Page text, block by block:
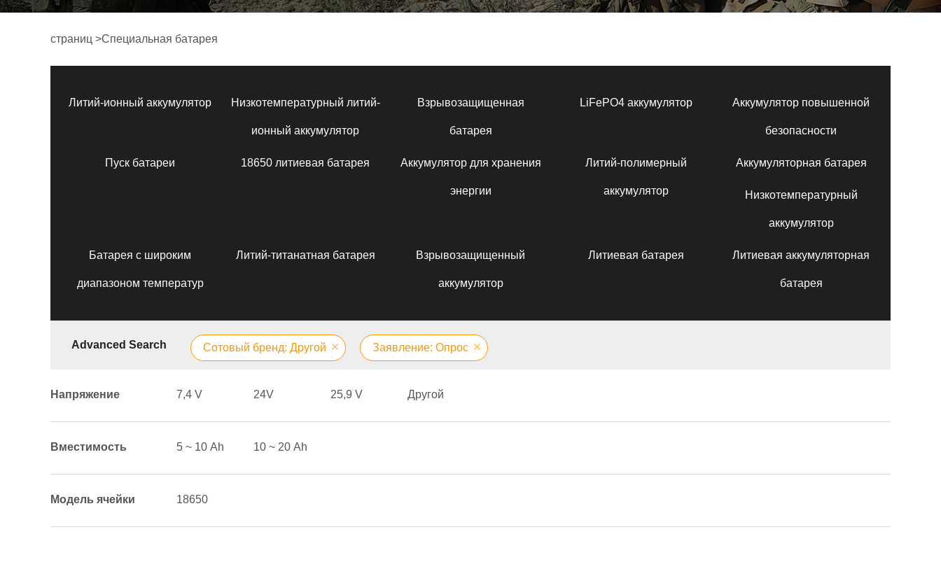
страниц >Специальная батарея
Литий-ионный аккумулятор Низкотемпературный литий-
ионный аккумулятор
Взрывозащищенная
батарея
LiFePO4 аккумулятор Аккумулятор повышенной
безопасности
Пуск батареи 18650 литиевая батарея Аккумулятор для хранения
энергии
Литий-полимерный
аккумулятор
Аккумуляторная батарея
Низкотемпературный
аккумулятор
Батарея с широким
диапазоном температур
Литий-титанатная батарея Взрывозащищенный
аккумулятор
Литиевая батарея Литиевая аккумуляторная
батарея
Advanced Search Сотовый бренд: Другой Заявление: Опрос
Напряжение 7,4 V 24V 25,9 V Другой
Вместимость 5 ~ 10 Аh 10 ~ 20 Аh
Модель ячейки 18650